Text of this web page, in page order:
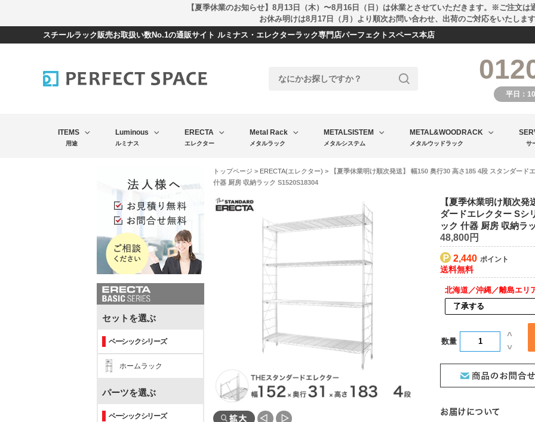
【夏季休業のお知らせ】8月13日（木）〜8月16日（日）は休業とさせていただきます。※ご注文は
お休み明けは8月17日（月）より順次お問い合わせ、出荷のご対応をいたします
スチールラック販売お取扱い数No.1の通販サイト ルミナス・エレクターラック専門店パーフェクトスペース本店
平日：
ITEMS
用途
Luminous
ルミナス
ERECTA
エレクター
Metal Rack
メタルラック
METALSISTEM
メタルシステム
METAL&WOODRACK
メタルウッドラック サ
セットを選ぶ
ベーシックシリーズ
ホームラック
パーツを選ぶ
ベーシックシリーズ
トップページ > ERECTA(エレクター) > 【夏季休業明け順次発送】 幅150 奥行30 高さ185 4段 スタンダード
什器 厨房 収納ラック S1520S18304
【夏季休業明け順次
ダードエレクター Sシ
ック 什器 厨房 収納ラ
48,800円
2,440
[ 送料込 ]
北海道／沖縄／離島エリ
数量